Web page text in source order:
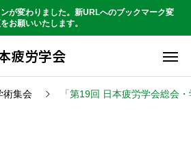
が変わりました。新URLへのブックマーク変
お願いいたします。
疲労学会
術集会 「第19回 日本疲労学会総会